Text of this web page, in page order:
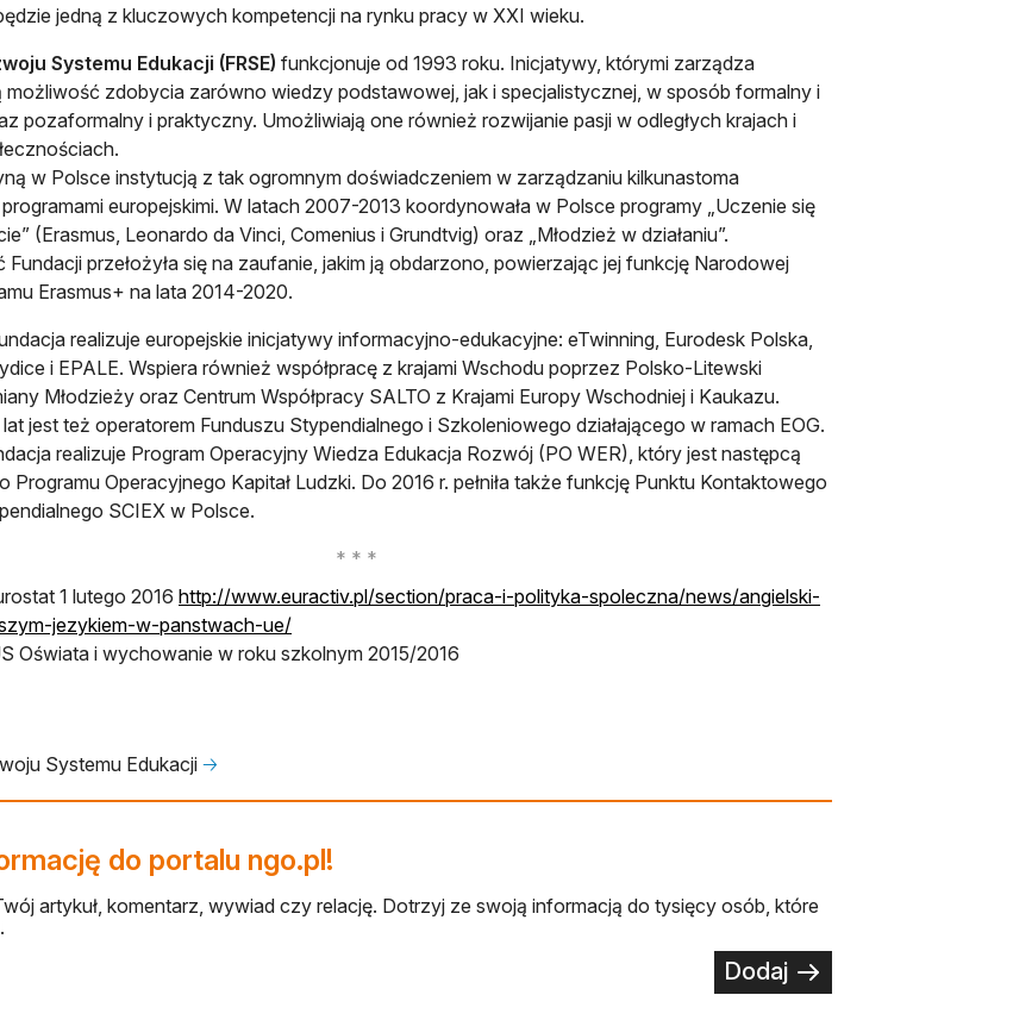
jedną z kluczowych kompetencji na rynku pracy w XXI wieku.
Systemu Edukacji (FRSE) funkcjonuje od 1993 roku. Inicjatywy, którymi zarządza
możliwość zdobycia zarówno wiedzy podstawowej, jak i specjalistycznej, w sposób formalny i
pozaformalny i praktyczny. Umożliwiają one również rozwijanie pasji w odległych krajach i
w Polsce instytucją z tak ogromnym doświadczeniem w zarządzaniu kilkunastoma
europejskimi. W latach 2007-2013 koordynowała w Polsce programy „Uczenie się
(Erasmus, Leonardo da Vinci, Comenius i Grundtvig) oraz „Młodzież w działaniu”.
przełożyła się na zaufanie, jakim ją obdarzono, powierzając jej funkcję Narodowej
Erasmus+ na lata 2014-2020.
realizuje europejskie inicjatywy informacyjno-edukacyjne: eTwinning, Eurodesk Polska,
i EPALE. Wspiera również współpracę z krajami Wschodu poprzez Polsko-Litewski
Młodzieży oraz Centrum Współpracy SALTO z Krajami Europy Wschodniej i Kaukazu.
lat jest też operatorem Funduszu Stypendialnego i Szkoleniowego działającego w ramach EOG.
realizuje Program Operacyjny Wiedza Edukacja Rozwój (PO WER), który jest następcą
Programu Operacyjnego Kapitał Ludzki. Do 2016 r. pełniła także funkcję Punktu Kontaktowego
SCIEX w Polsce.
1 lutego 2016 http://www.euractiv.pl/section/praca-i-polityka-spoleczna/news/angielski-
jezykiem-w-panstwach-ue/
Oświata i wychowanie w roku szkolnym 2015/2016
Systemu Edukacji🡢
do portalu ngo.pl!
artykuł, komentarz, wywiad czy relację. Dotrzyj ze swoją informacją do tysięcy osób, które
Dodaj